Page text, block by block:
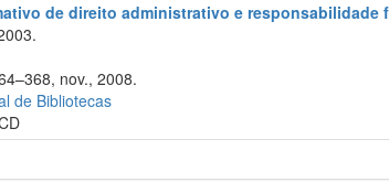
de direito administrativo e responsabilidade
nov., 2008.
de Bibliotecas